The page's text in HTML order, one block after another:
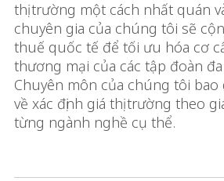
thị trường một cách nhất quán
chuyên gia của chúng tôi sẽ
thuế quốc tế để tối ưu hóa cơ
thương mại của các tập đoàn
Chuyên môn của chúng tôi bao
về xác định giá thị trường theo
từng ngành nghề cụ thể.